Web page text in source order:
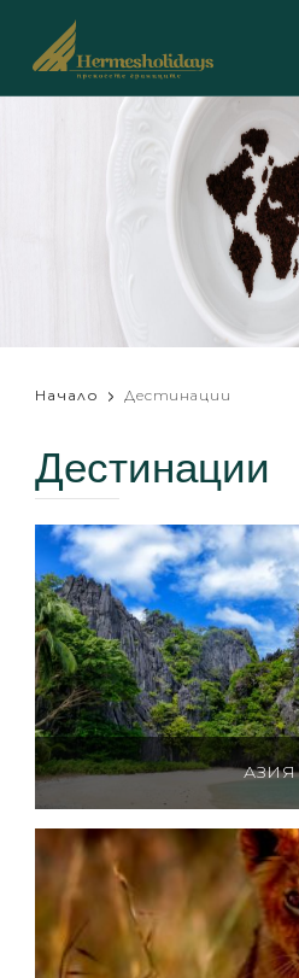
Начало Дестинации
Дестинации
АЗИЯ